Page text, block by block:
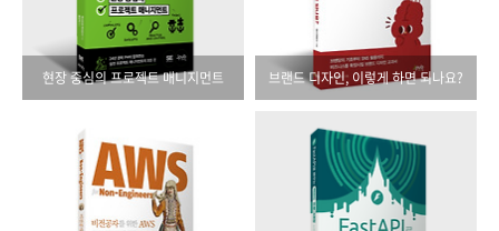
현장 중심의 프로젝트 매니지먼트 브랜드 디자인, 이렇게 하면 되나요?